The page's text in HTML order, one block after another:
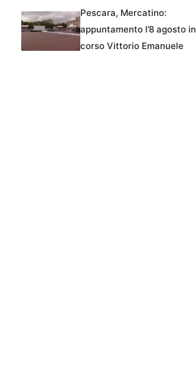
Pescara, Mercatino:
appuntamento l’8 agosto in
corso Vittorio Emanuele